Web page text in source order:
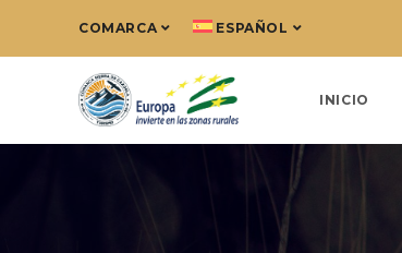
COMARCA ESPAÑOL
INICIO